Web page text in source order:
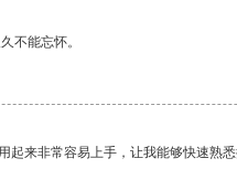
不能忘怀。
起来非常容易上手，让我能够快速熟